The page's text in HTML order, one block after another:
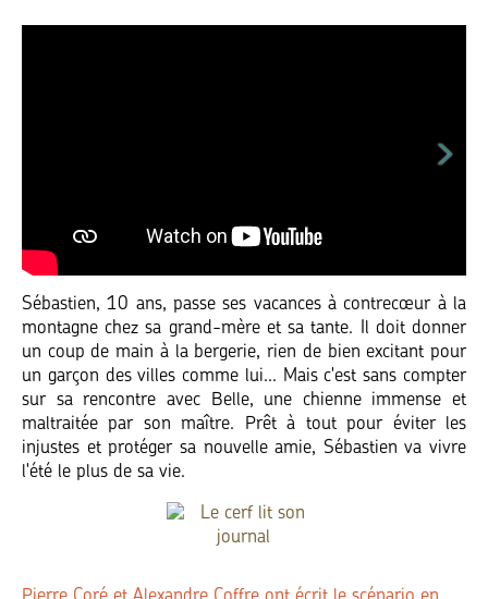
Sébastien, 10 ans, passe ses vacances à contrecœur à la
montagne chez sa grand-mère et sa tante. Il doit donner
un coup de main à la bergerie, rien de bien excitant pour
un garçon des villes comme lui... Mais c'est sans compter
sur sa rencontre avec Belle, une chienne immense et
maltraitée par son maître. Prêt à tout pour éviter les
injustes et protéger sa nouvelle amie, Sébastien va vivre
l'été le plus de sa vie.